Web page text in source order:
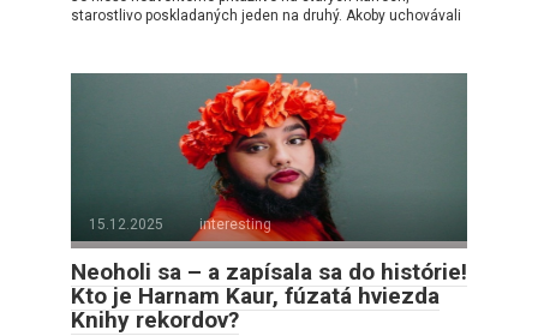
starostlivo poskladaných jeden na druhý. Akoby uchovávali
15.12.2025 interesting
Neoholi sa – a zapísala sa do histórie!
Kto je Harnam Kaur, fúzatá hviezda
Knihy rekordov?